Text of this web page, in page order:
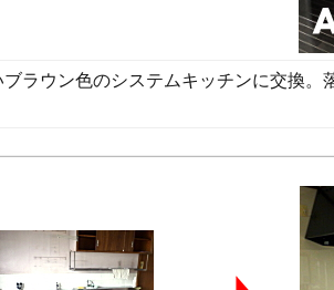
ブラウン色のシステムキッチンに交換。